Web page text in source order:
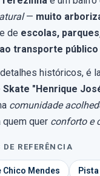
— muito
de escolas,
transporte público
históricos, é
Skate "Henrique
comunidade
quem quer conforto e
DE REFERÊNCIA
Chico Mendes